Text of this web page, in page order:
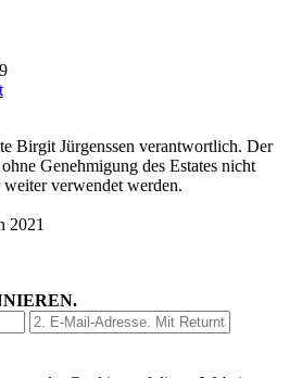
Birgit Jürgenssen verantwortlich. Der
Genehmigung des Estates nicht
verwendet werden.
2021